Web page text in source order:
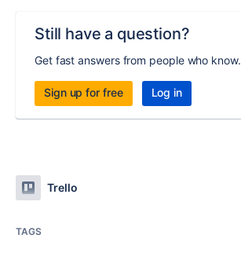
Still have a question?
Get fast answers from people who know.
Sign up for free Log in
Trello
TAGS